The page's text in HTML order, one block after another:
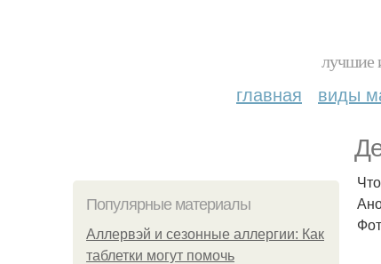
лучшие
главная виды
Популярные материалы
Аллервэй и сезонные аллергии: Как
таблетки могут помочь